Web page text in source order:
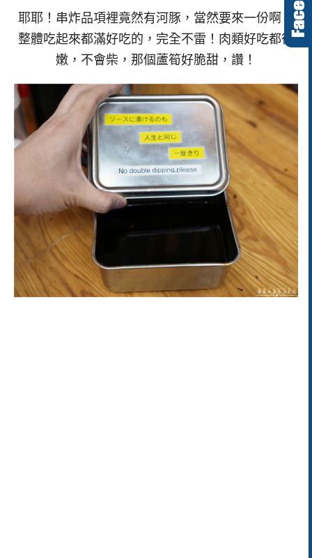
耶耶！串炸品項裡竟然有河豚，當然要來一份啊！
整體吃起來都滿好吃的，完全不雷！肉類好吃都很
嫩，不會柴，那個蘆筍好脆甜，讚！